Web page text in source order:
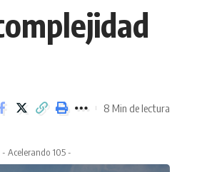
8 Min de lectura
- Acelerando 105 -